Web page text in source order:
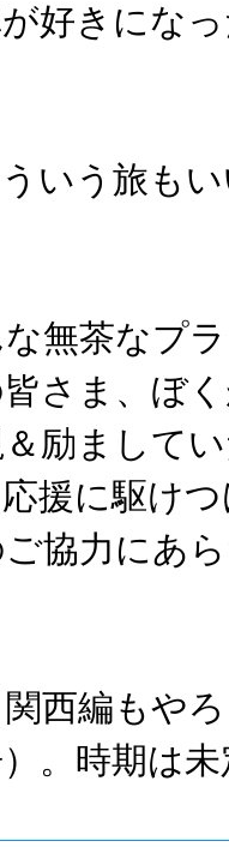
好きにな
いう旅も
無茶なプ
さま、ぼ
励まして
援に駆け
協力にあ
西編もや
。時期は